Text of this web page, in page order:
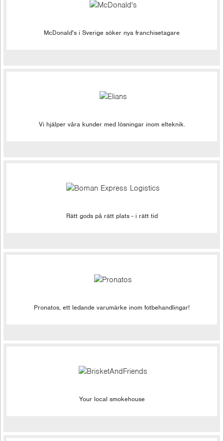
McDonald's i Sverige söker nya franchisetagare
Vi hjälper våra kunder med lösningar inom elteknik.
Rätt gods på rätt plats - i rätt tid
Pronatos, ett ledande varumärke inom fotbehandlingar!
Your local smokehouse